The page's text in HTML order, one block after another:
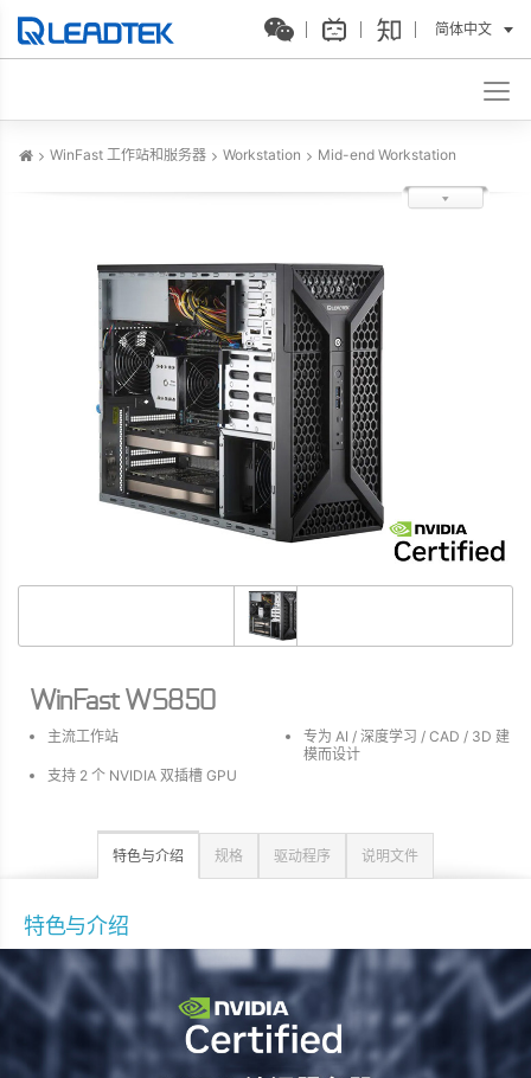
简体中文
WinFast 工作站和服务器 Workstation Mid-end Workstation
WinFast WS850
主流工作站
专为 AI / 深度学习 / CAD / 3D 建
模而设计
支持 2 个 NVIDIA 双插槽 GPU
特色与介绍 规格 驱动程序 说明文件
特色与介绍